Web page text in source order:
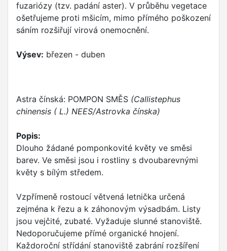
fuzariózy (tzv. padání aster). V průběhu vegetace
ošetřujeme proti mšicím, mimo přímého poškození
sáním rozšiřují virová onemocnění.
Výsev: březen - duben
Astra čínská: POMPON SMĚS (Callistephus
chinensis ( L.) NEES/Astrovka čínska)
Popis:
Dlouho žádané pomponkovité květy ve směsi
barev. Ve směsi jsou i rostliny s dvoubarevnými
květy s bílým středem.
Vzpřímeně rostoucí větvená letnička určená
zejména k řezu a k záhonovým výsadbám. Listy
jsou vejčité, zubaté. Vyžaduje slunné stanoviště.
Nedoporučujeme přímé organické hnojení.
Každoroční střídání stanoviště zabrání rozšíření